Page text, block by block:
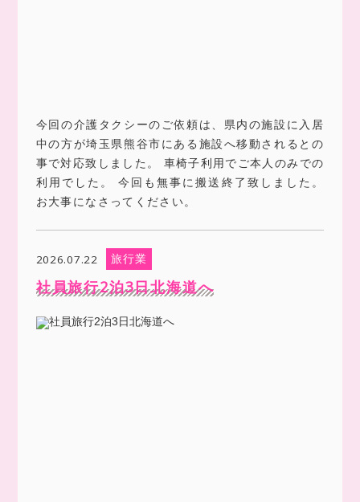
今回の介護タクシーのご依頼は、県内の施設に入居
中の方が埼玉県熊谷市にある施設へ移動されるとの
事で対応致しました。 車椅子利用でご本人のみでの
利用でした。 今回も無事に搬送終了致しました。
お大事になさってください。
2026.07.22 旅行業
社員旅行2泊3日北海道へ